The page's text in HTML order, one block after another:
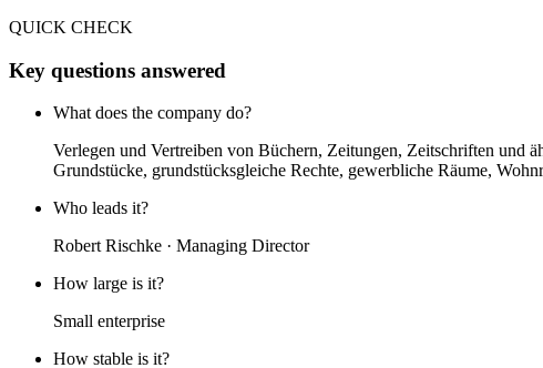
QUICK CHECK
Key questions answered
What does the company do?
Verlegen und Vertreiben von Büchern, Zeitungen, Zeitschriften und
Grundstücke, grundstücksgleiche Rechte, gewerbliche Räume,
Who leads it?
Robert Rischke · Managing Director
How large is it?
Small enterprise
How stable is it?